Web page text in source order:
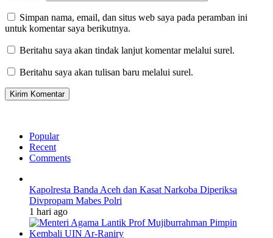
Simpan nama, email, dan situs web saya pada peramban ini
untuk komentar saya berikutnya.
Beritahu saya akan tindak lanjut komentar melalui surel.
Beritahu saya akan tulisan baru melalui surel.
Popular
Recent
Comments
Kapolresta Banda Aceh dan Kasat Narkoba Diperiksa
Divpropam Mabes Polri
1 hari ago